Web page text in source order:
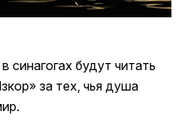
будут читать
за тех, чья душа